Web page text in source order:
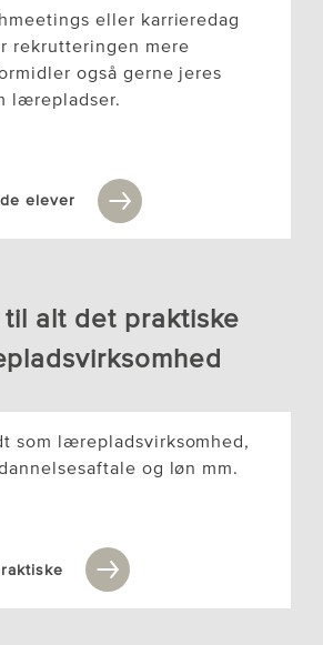
eller karrieredag
rekrutteringen mere
også gerne jeres
lærepladser.
elever
alt det praktiske
som lærepladsvirksomhed,
og løn mm.